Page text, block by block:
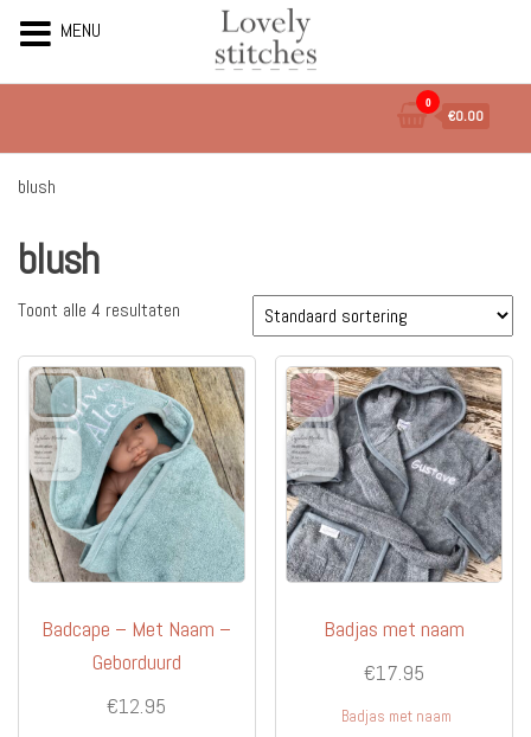
de
inhoud
0
€0.00
blush
blush
Toont alle 4 resultaten
Badcape – Met Naam –
Geborduurd
€12.95
Badjas met naam
€17.95
Badjas met naam
MENU